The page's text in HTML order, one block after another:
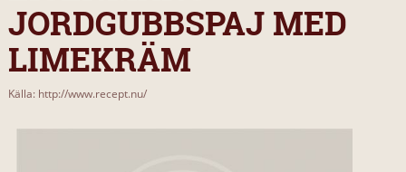
JORDGUBBSPAJ MED
LIMEKRÄM
Källa: http://www.recept.nu/